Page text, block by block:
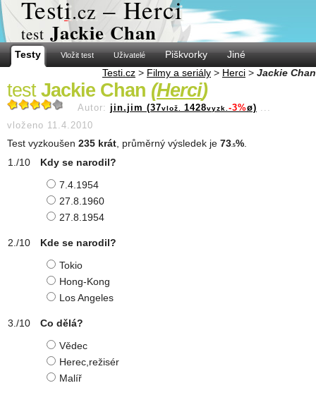
Testi.cz – Herci
test Jackie Chan
Testy Vložit test Uživatelé Piškvorky
Jiné
Testi.cz > Filmy a seriály > Herci > Jackie Chan
test Jackie Chan (Herci)
Autor: jin.jim (37vlož. 1428vyzk. -3%ø) ...
vloženo 11.4.2010
Test vyzkoušen 235 krát , průměrný výsledek je 73 .5%
Kdy se narodil?
7.4.1954
27.8.1960
27.8.1954
Kde se narodil?
Tokio
Hong-Kong
Los Angeles
Co dělá?
Vědec
Herec,režisér
Malíř